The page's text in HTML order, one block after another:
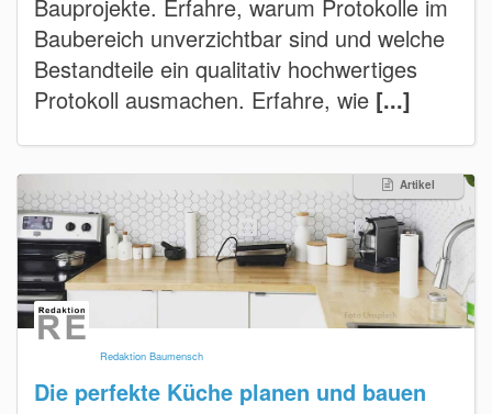
Bauprojekte. Erfahre, warum Protokolle im
Baubereich unverzichtbar sind und welche
Bestandteile ein qualitativ hochwertiges
Protokoll ausmachen. Erfahre, wie [...]
Artikel
Redaktion Baumensch
Die perfekte Küche planen und bauen